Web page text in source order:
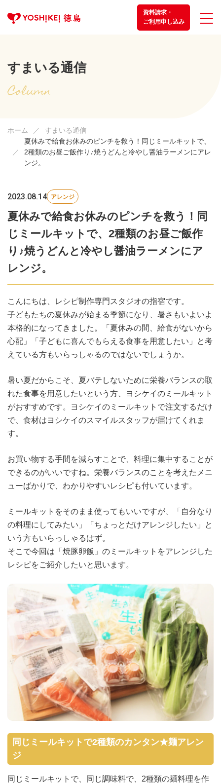
資料請求・
ご利用申し込み
すまいる通信
ホーム
すまいる通信
夏休みで給食お休みのピンチを救う！同じミールキットで、
2種類のお昼ご飯作り♪焼うどんと冷やし醤油ラーメンにアレ
ンジ。
2023.08.14 アレンジ
夏休みで給食お休みのピンチを救う！同
じミールキットで、2種類のお昼ご飯作
り♪焼うどんと冷やし醤油ラーメンにア
レンジ。
こんにちは、レシピ制作専門スタジオの指宿です。
子どもたちの夏休みが始まる季節になり、暑さもいよいよ
本格的になってきました。「夏休みの間、給食がないから
心配」「子どもに喜んでもらえる食事を用意したい」と考
えている方もいらっしゃるのではないでしょうか。
暑い夏だからこそ、夏バテしないために栄養バランスの取
れた食事を用意したいという方、ヨシケイのミールキット
がおすすめです。ヨシケイのミールキットで注文するだけ
で、食材はヨシケイのスマイルスタッフが届けてくれま
す。
お買い物する手間を減らすことで、料理に集中することが
できるのがいいですね。栄養バランスのことを考えたメニ
ューばかりで、わかりやすいレシピも付いています。
ミールキットをそのまま使ってもいいですが、「自分なり
の料理にしてみたい」「ちょっとだけアレンジしたい」と
いう方もいらっしゃるはず。
そこで今回は「焼豚卵飯」のミールキットをアレンジした
レシピをご紹介したいと思います。
同じミールキットで2種類のカンタン★麺アレン
ジ
同じミールキットで、同じ調味料で、2種類の麺料理を作